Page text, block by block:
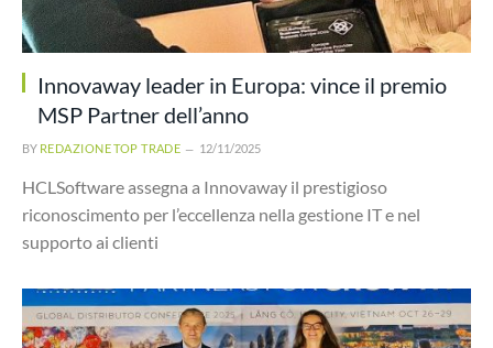
Innovaway leader in Europa: vince il premio
MSP Partner dell’anno
BY REDAZIONE TOP TRADE 12/11/2025
HCLSoftware assegna a Innovaway il prestigioso
riconoscimento per l’eccellenza nella gestione IT e nel
supporto ai clienti